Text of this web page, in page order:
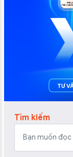
Tìm kiếm